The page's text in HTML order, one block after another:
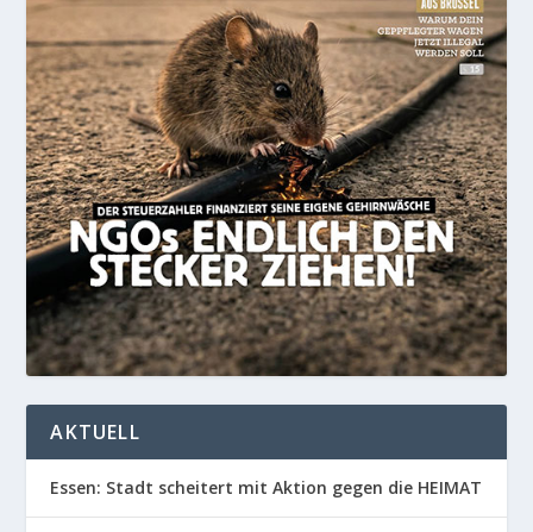
AKTUELL
Essen: Stadt scheitert mit Aktion gegen die HEIMAT